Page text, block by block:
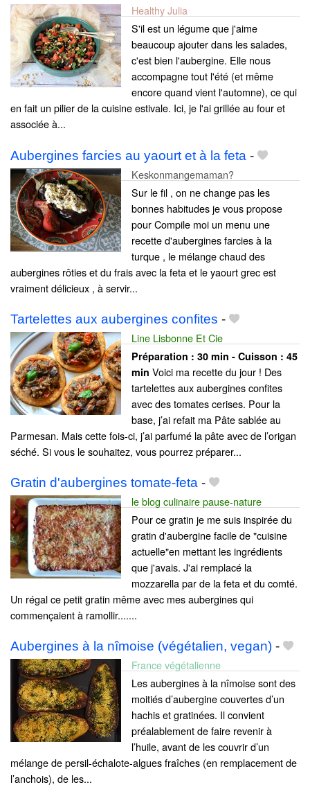
Healthy Julia
S'il est un légume que j'aime
beaucoup ajouter dans les salades,
c'est bien l'aubergine. Elle nous
accompagne tout l'été (et même
encore quand vient l'automne), ce qui
en fait un pilier de la cuisine estivale. Ici, je l'ai grillée au four et
associée à...
Aubergines farcies au yaourt et à la feta -
Keskonmangemaman?
Sur le fil , on ne change pas les
bonnes habitudes je vous propose
pour Compile moi un menu une
recette d'aubergines farcies à la
turque , le mélange chaud des
aubergines rôties et du frais avec la feta et le yaourt grec est
vraiment délicieux , à servir...
Tartelettes aux aubergines confites -
Line Lisbonne Et Cie
Préparation : 30 min - Cuisson : 45
min Voici ma recette du jour ! Des
tartelettes aux aubergines confites
avec des tomates cerises. Pour la
base, j’ai refait ma Pâte sablée au
Parmesan. Mais cette fois-ci, j’ai parfumé la pâte avec de l’origan
séché. Si vous le souhaitez, vous pourrez préparer...
Gratin d'aubergines tomate-feta -
le blog culinaire pause-nature
Pour ce gratin je me suis inspirée du
gratin d'aubergine facile de "cuisine
actuelle"en mettant les ingrédients
que j'avais. J'ai remplacé la
mozzarella par de la feta et du comté.
Un régal ce petit gratin même avec mes aubergines qui
commençaient à ramollir.......
Aubergines à la nîmoise (végétalien, vegan) -
France végétalienne
Les aubergines à la nîmoise sont des
moitiés d’aubergine couvertes d’un
hachis et gratinées. Il convient
préalablement de faire revenir à
l’huile, avant de les couvrir d’un
mélange de persil-échalote-algues fraîches (en remplacement de
l’anchois), de les...